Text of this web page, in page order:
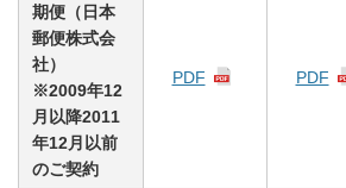
期便（日本
郵便株式会
社）
※2009年12
月以降2011
年12月以前
のご契約
PDF PDF